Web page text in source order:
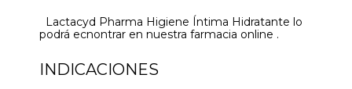
Lactacyd Pharma Higiene Íntima Hidratante lo
podrá ecnontrar en nuestra farmacia online .
INDICACIONES